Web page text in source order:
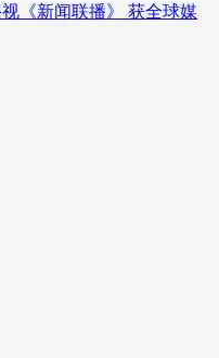
《新闻联播》 获全球媒